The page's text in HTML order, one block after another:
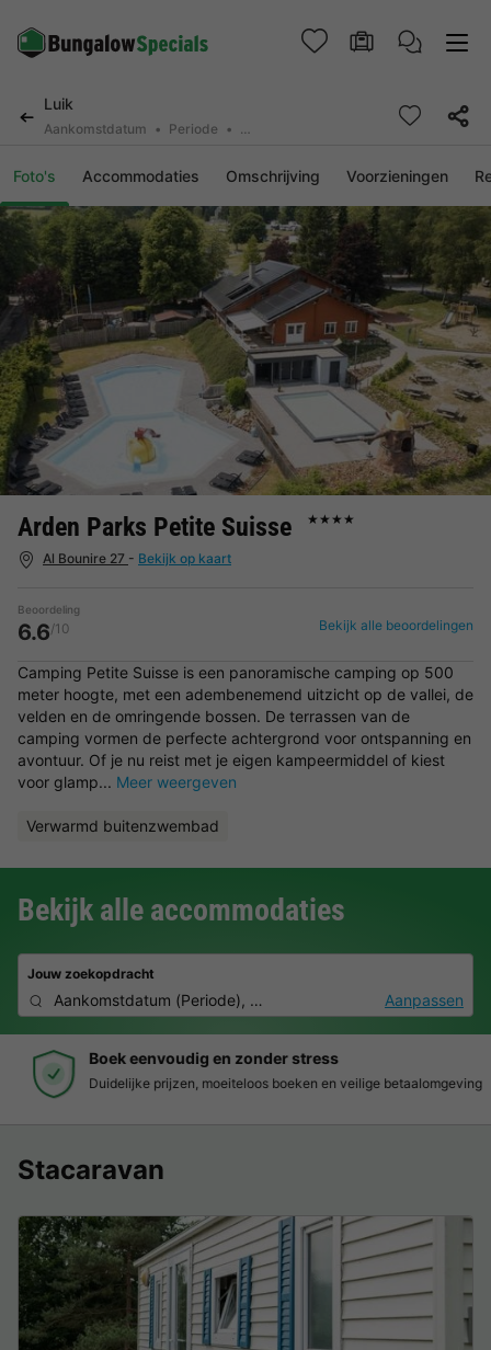
Luik
Aankomstdatum Periode 2 personen, 0 huisdier
Foto's Accommodaties Omschrijving Voorzieningen
Arden Parks Petite Suisse ★★★★
Al Bounire 27 - Bekijk op kaart
Beoordeling
6.6/10 Bekijk alle beoordelingen
Camping Petite Suisse is een panoramische camping op 500
meter hoogte, met een adembenemend uitzicht op de vallei, de
velden en de omringende bossen. De terrassen van de
camping vormen de perfecte achtergrond voor ontspanning en
avontuur. Of je nu reist met je eigen kampeermiddel of kiest
voor glamp... Meer weergeven
Verwarmd buitenzwembad
Bekijk alle accommodaties
Jouw zoekopdracht
Aankomstdatum (Periode), 2 personen, 0 huisdierAanpassen
Boek eenvoudig en zonder stress
Duidelijke prijzen, moeiteloos boeken en veilige betaalomgeving
Stacaravan